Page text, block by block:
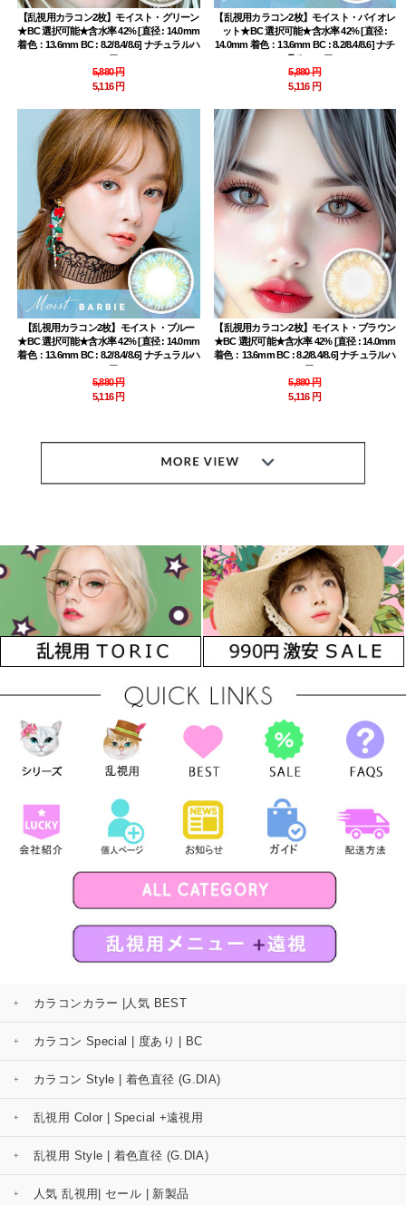
【乱視用カラコン2枚】モイスト・グリーン
★BC 選択可能★含水率 42% [直径 : 14.0mm
着色：13.6mm BC : 8.2/8.4/8.6] ナチュラルハ
ーフ
5,880 円
5,116 円
【乱視用カラコン2枚】モイスト・バイオレ
ット★BC 選択可能★含水率 42% [直径 :
14.0mm 着色：13.6mm BC : 8.2/8.4/8.6] ナチ
ュラルハーフ
5,880 円
5,116 円
【乱視用カラコン2枚】モイスト・ブルー
★BC 選択可能★含水率 42% [直径 : 14.0mm
着色：13.6mm BC : 8.2/8.4/8.6] ナチュラルハ
ーフ
5,880 円
5,116 円
【乱視用カラコン2枚】モイスト・ブラウン
★BC 選択可能★含水率 42% [直径 : 14.0mm
着色：13.6mm BC : 8.2/8.4/8.6] ナチュラルハ
ーフ
5,880 円
5,116 円
カラコンカラー |人気 BEST
カラコン Special | 度あり | BC
カラコン Style | 着色直径 (G.DIA)
乱視用 Color | Special +遠視用
乱視用 Style | 着色直径 (G.DIA)
人気 乱視用| セール | 新製品